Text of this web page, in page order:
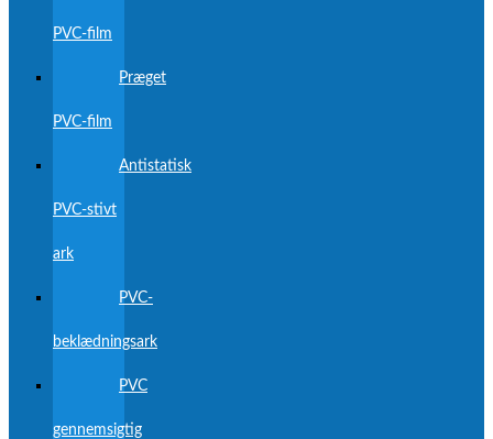
PVC-film
Præget
PVC-film
Antistatisk
PVC-stivt
ark
PVC-
beklædningsark
PVC
gennemsigtig